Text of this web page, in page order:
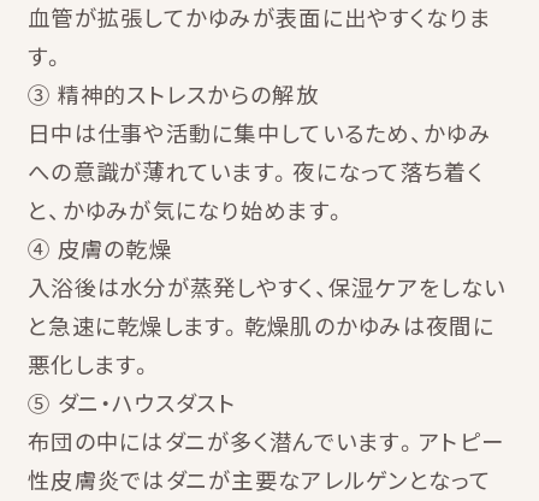
血管が拡張してかゆみが表面に出やすくなりま
す。
③ 精神的ストレスからの解放
日中は仕事や活動に集中しているため、かゆみ
への意識が薄れています。夜になって落ち着く
と、かゆみが気になり始めます。
④ 皮膚の乾燥
入浴後は水分が蒸発しやすく、保湿ケアをしない
と急速に乾燥します。乾燥肌のかゆみは夜間に
悪化します。
⑤ ダニ・ハウスダスト
布団の中にはダニが多く潜んでいます。アトピー
性皮膚炎ではダニが主要なアレルゲンとなって